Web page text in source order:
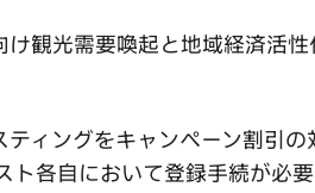
観光需要喚起と地域経済活
ィングをキャンペーン割引
ト各自において登録手続が必